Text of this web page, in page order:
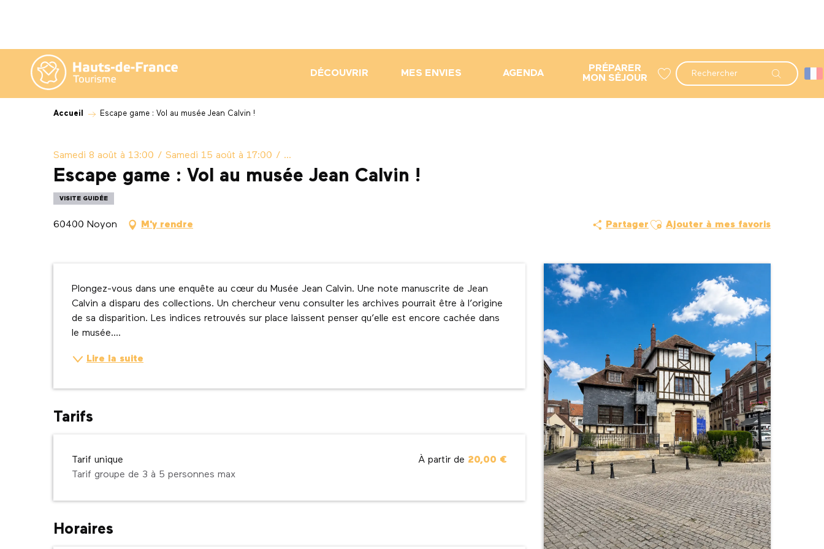
contenu
principal
Recherche
DÉCOUVRIR MES ENVIES AGENDA
PRÉPARER
MON SÉJOUR
Accueil Escape game : Vol au musée Jean Calvin !
Samedi 8 août à 13:00 / Samedi 15 août à 17:00 / ...
Escape game : Vol au musée Jean Calvin !
VISITE GUIDÉE
60400 Noyon M'y rendre Partager Ajouter aux favoris
Ajouter à mes favoris
Description
Plongez-vous dans une enquête au cœur du Musée Jean Calvin. Une note manuscrite de Jean
Calvin a disparu des collections. Un chercheur venu consulter les archives pourrait être à l’origine
de sa disparition. Les indices retrouvés sur place laissent penser qu’elle est encore cachée dans
le musée....
Lire la suite
Tarifs
Tarif unique
Tarif groupe de 3 à 5 personnes max
À partir de 20,00 €
Horaires